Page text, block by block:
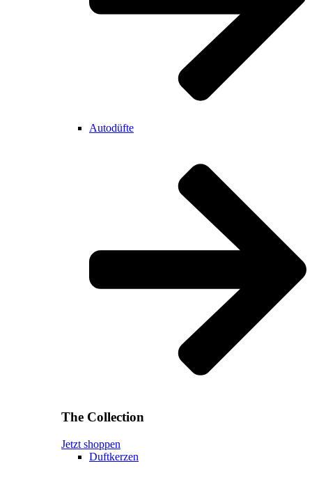
Autodüfte
The Collection
Jetzt shoppen
Duftkerzen